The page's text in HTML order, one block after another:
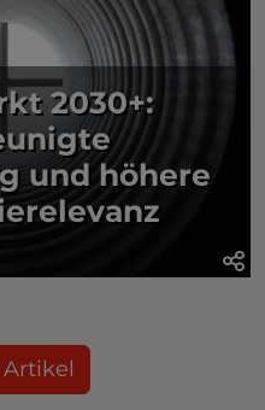
2030+:
und höhere